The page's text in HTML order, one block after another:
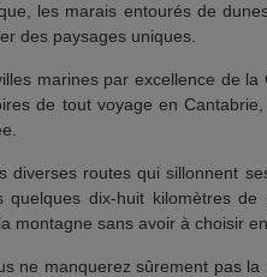
les marais entourés de
des paysages uniques.
marines par excellence de
de tout voyage en Cantabrie,
routes qui sillonnent
quelques dix-huit kilomètres
montagne sans avoir à choisir
ne manquerez sûrement pas